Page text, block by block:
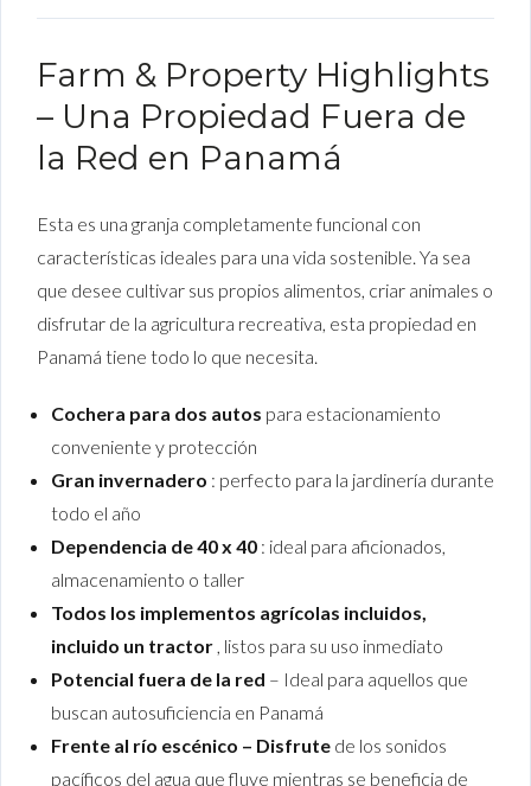
Farm & Property Highlights
– Una Propiedad Fuera de
la Red en Panamá
Esta es una granja completamente funcional con
características ideales para una vida sostenible. Ya sea
que desee cultivar sus propios alimentos, criar animales o
disfrutar de la agricultura recreativa, esta propiedad en
Panamá tiene todo lo que necesita.
Cochera para dos autos para estacionamiento
conveniente y protección
Gran invernadero : perfecto para la jardinería durante
todo el año
Dependencia de 40 x 40: ideal para aficionados,
almacenamiento o taller
Todos los implementos agrícolas incluidos,
incluido un tractor, listos para su uso inmediato
Potencial fuera de la red – Ideal para aquellos que
buscan autosuficiencia en Panamá
Frente al río escénico – Disfrutede los sonidos
pacíficos del agua que fluye mientras se beneficia de